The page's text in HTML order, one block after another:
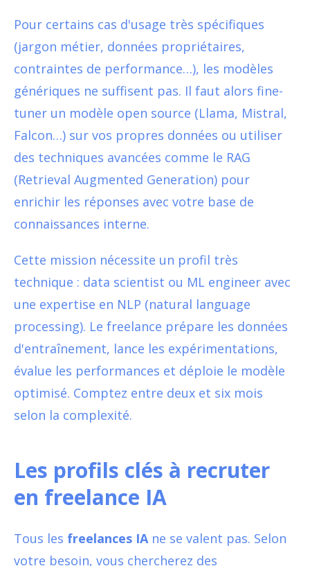
Pour certains cas d'usage très spécifiques
(jargon métier, données propriétaires,
contraintes de performance…), les modèles
génériques ne suffisent pas. Il faut alors fine-
tuner un modèle open source (Llama, Mistral,
Falcon…) sur vos propres données ou utiliser
des techniques avancées comme le RAG
(Retrieval Augmented Generation) pour
enrichir les réponses avec votre base de
connaissances interne.
Cette mission nécessite un profil très
technique : data scientist ou ML engineer avec
une expertise en NLP (natural language
processing). Le freelance prépare les données
d'entraînement, lance les expérimentations,
évalue les performances et déploie le modèle
optimisé. Comptez entre deux et six mois
selon la complexité.
Les profils clés à recruter
en freelance IA
Tous les freelances IA ne se valent pas. Selon
votre besoin, vous chercherez des